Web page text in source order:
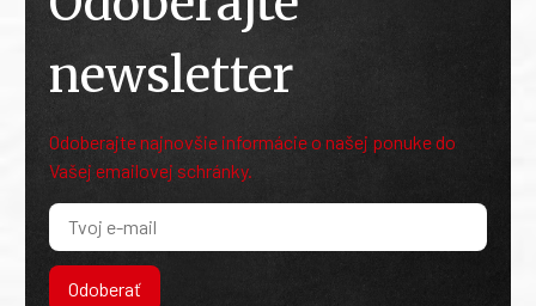
newsletter
Odoberajte najnovšie informácie o našej ponuke do
Vašej emailovej schránky.
Odoberať